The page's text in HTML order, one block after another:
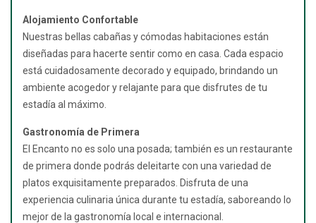
Alojamiento Confortable
Nuestras bellas cabañas y cómodas habitaciones están
diseñadas para hacerte sentir como en casa. Cada espacio
está cuidadosamente decorado y equipado, brindando un
ambiente acogedor y relajante para que disfrutes de tu
estadía al máximo.
Gastronomía de Primera
El Encanto no es solo una posada; también es un restaurante
de primera donde podrás deleitarte con una variedad de
platos exquisitamente preparados. Disfruta de una
experiencia culinaria única durante tu estadía, saboreando lo
mejor de la gastronomía local e internacional.